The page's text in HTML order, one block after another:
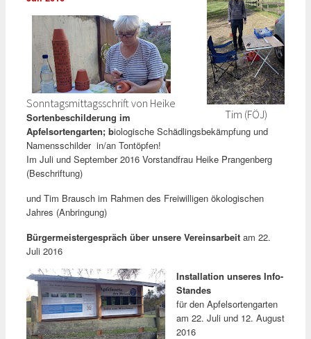
Tim (FÖJ)
Sonntagsmittagsschrift von Heike
Sortenbeschilderung im
Apfelsortengarten; biologische Schädlingsbekämpfung und
Namensschilder in/an Tontöpfen!
Im Juli und September 2016 Vorstandfrau Heike Prangenberg
(Beschriftung)
und Tim Brausch im Rahmen des Freiwilligen ökologischen
Jahres (Anbringung)
Bürgermeistergespräch über unsere Vereinsarbeit am 22.
Juli 2016
Installation unseres Info-
Standes
für den Apfelsortengarten
am 22. Juli und 12. August
2016